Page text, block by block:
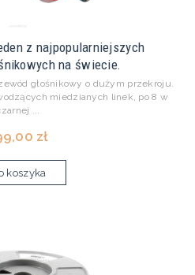
z najpopularniejszych
na świecie.
głośnikowy o dużym przekroju.
miedzianych linek, po 8 w
...
zł
koszyka